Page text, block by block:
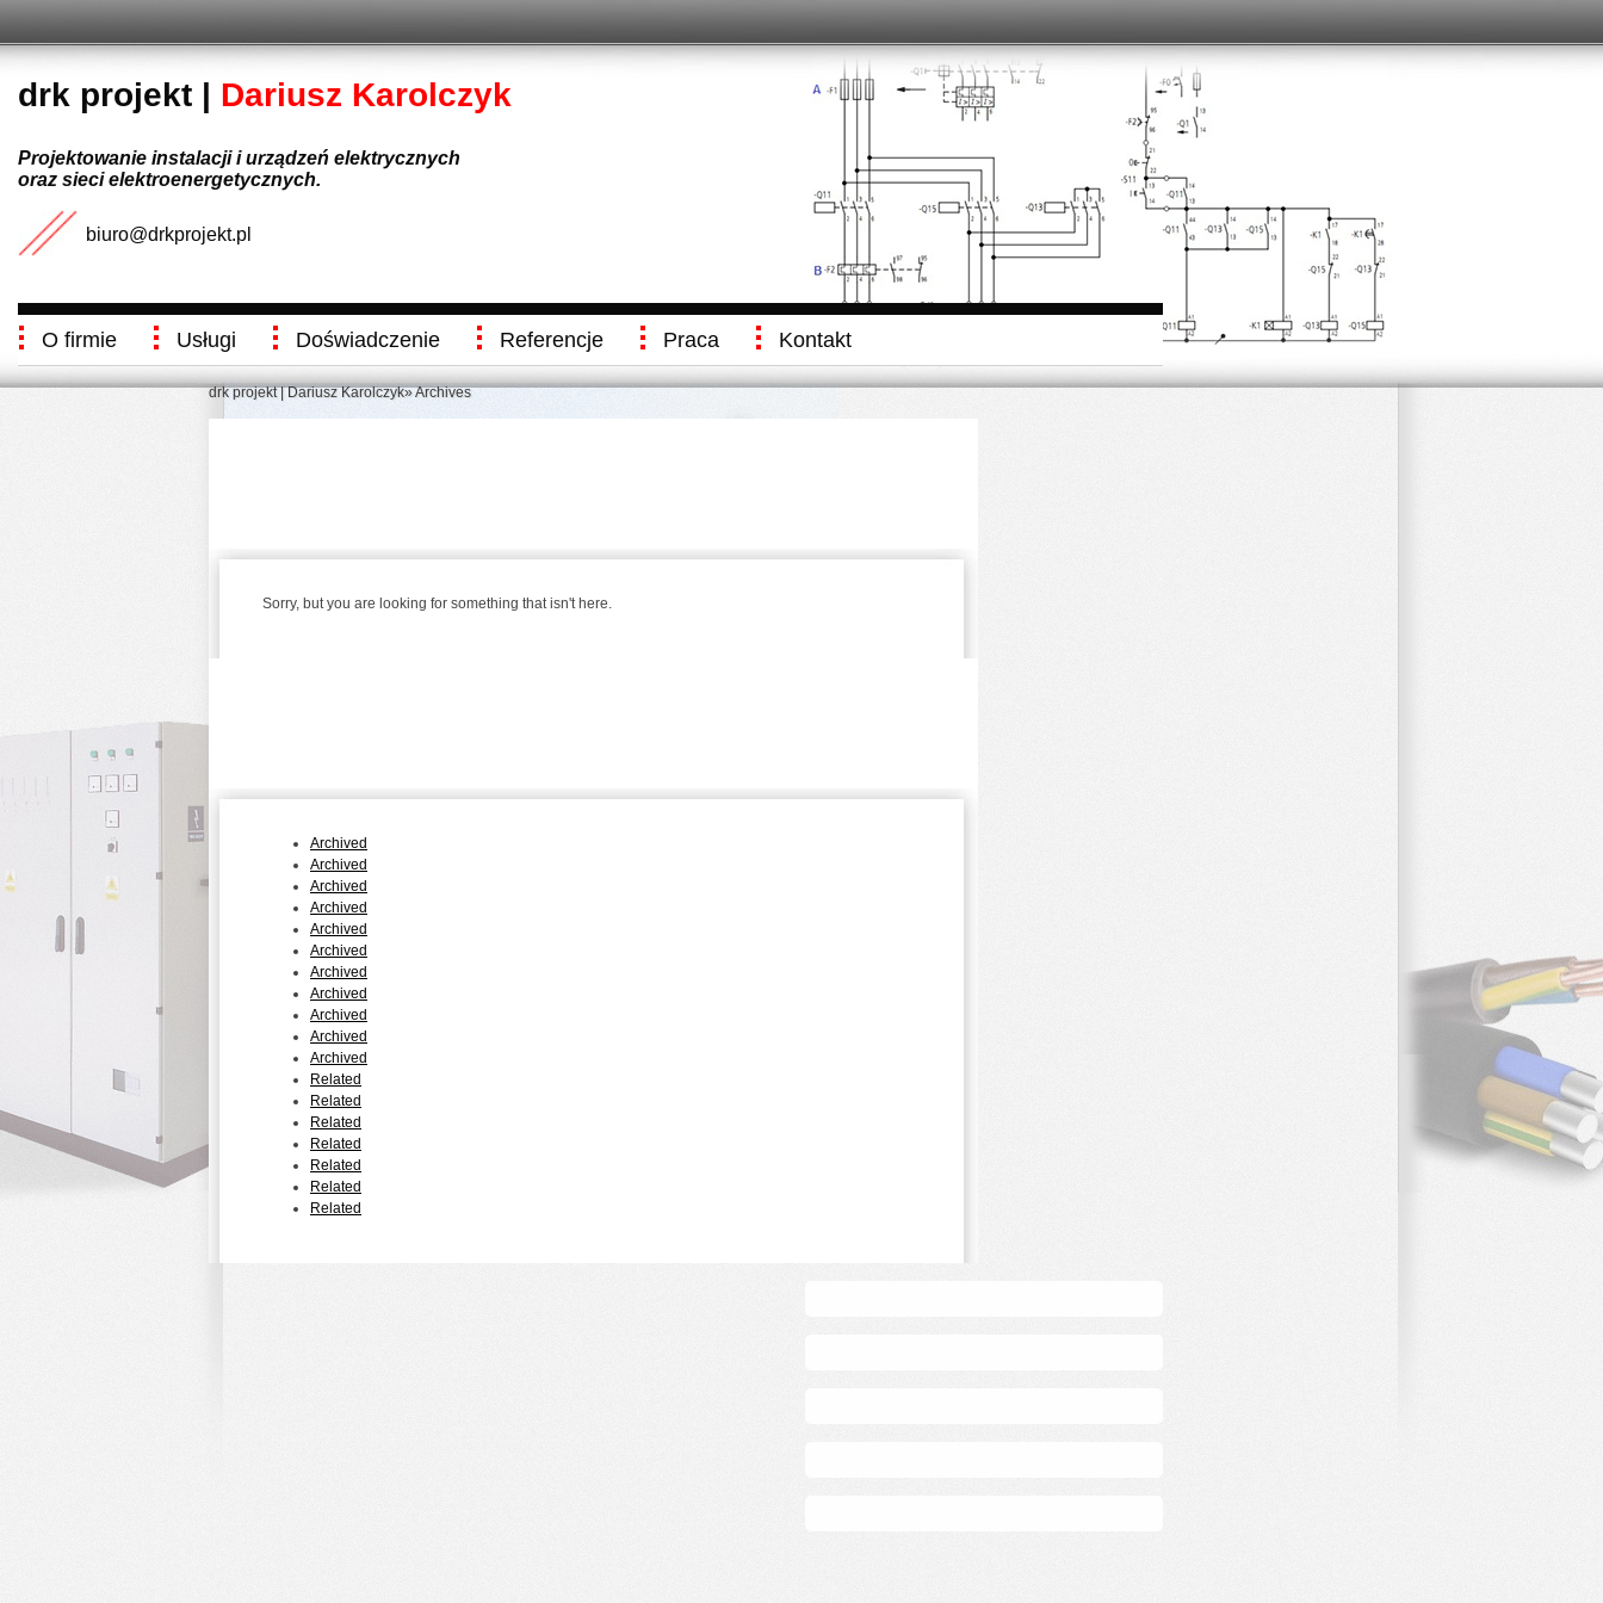
drk projekt | Dariusz Karolczyk
Projektowanie instalacji i urządzeń elektrycznych
oraz sieci elektroenergetycznych.
biuro@drkprojekt.pl
O firmie Usługi Doświadczenie Referencje Praca Kontakt
drk projekt | Dariusz Karolczyk» Archives
Sorry, but you are looking for something that isn't here.
Archived
Archived
Archived
Archived
Archived
Archived
Archived
Archived
Archived
Archived
Archived
Related
Related
Related
Related
Related
Related
Related